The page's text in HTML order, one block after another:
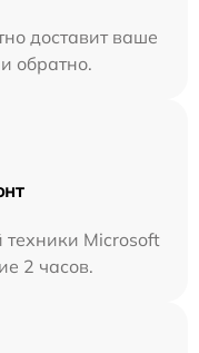
доставит ваше
обратно.
техники Microsoft
2 часов.